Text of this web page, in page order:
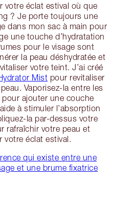
votre éclat estival où que
? Je porte toujours une
dans mon sac à main pour
une touche d’hydratation
pour le visage sont
la peau déshydratée et
votre teint. J’ai créé
Mist pour revitaliser
Vaporisez-la entre les
ajouter une couche
à stimuler l’absorption
la par-dessus votre
rafraîchir votre peau et
votre éclat estival.
qui existe entre une
et une brume fixatrice